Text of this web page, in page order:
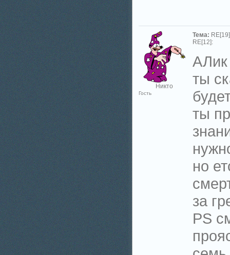
Никто
Гость
Тема:
RE[12]:
АЛик
ты
ты
но
за
PS